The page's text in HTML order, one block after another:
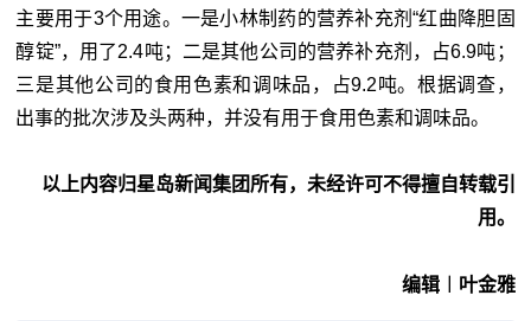
主要用于3个用途。一是小林制药的营养补充剂“红曲降胆固
醇锭”，用了2.4吨；二是其他公司的营养补充剂，占6.9吨；
三是其他公司的食用色素和调味品，占9.2吨。根据调查，
出事的批次涉及头两种，并没有用于食用色素和调味品。
以上内容归星岛新闻集团所有，未经许可不得擅自转载引
用。
编辑︱叶金雅